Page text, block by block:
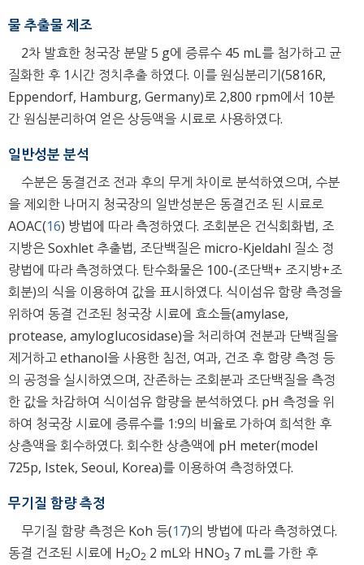
물 추출물 제조
2차 발효한 청국장 분말 5 g에 증류수 45 mL를 첨가하고 균
질화한 후 1시간 정치추출 하였다. 이를 원심분리기(5816R,
Eppendorf, Hamburg, Germany)로 2,800 rpm에서 10분
간 원심분리하여 얻은 상등액을 시료로 사용하였다.
일반성분 분석
수분은 동결건조 전과 후의 무게 차이로 분석하였으며, 수분
을 제외한 나머지 청국장의 일반성분은 동결건조 된 시료로
AOAC(16) 방법에 따라 측정하였다. 조회분은 건식회화법, 조
지방은 Soxhlet 추출법, 조단백질은 micro-Kjeldahl 질소 정
량법에 따라 측정하였다. 탄수화물은 100-(조단백+ 조지방+조
회분)의 식을 이용하여 값을 표시하였다. 식이섬유 함량 측정을
위하여 동결 건조된 청국장 시료에 효소들(amylase,
protease, amyloglucosidase)을 처리하여 전분과 단백질을
제거하고 ethanol을 사용한 침전, 여과, 건조 후 함량 측정 등
의 공정을 실시하였으며, 잔존하는 조회분과 조단백질을 측정
한 값을 차감하여 식이섬유 함량을 분석하였다. pH 측정을 위
하여 청국장 시료에 증류수를 1:9의 비율로 가하여 희석한 후
상층액을 회수하였다. 회수한 상층액에 pH meter(model
725p, Istek, Seoul, Korea)를 이용하여 측정하였다.
무기질 함량 측정
무기질 함량 측정은 Koh 등(17)의 방법에 따라 측정하였다.
동결 건조된 시료에 H2O2 2 mL와 HNO3 7 mL를 가한 후